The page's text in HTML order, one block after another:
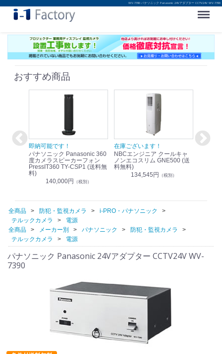
WV-7390 パナソニック Panasonic 24Vアダプター CCTV24V WV-7390
Menu
おすすめ商品
即納可能です！
パナソニック Panasonic 360
度カメラスピーカーフォン
PressIT360 TY-CSP1 (送料無
料)
140,000円 （税別）
在庫ございます！
NBCエンジニア クールキャ
ノンエコスリム GNE500 (送
料無料)
134,545円 （税別）
即納可
全商品 防犯・監視カメラ
i-PRO・パナソニック
テルックカメラ
電源
全商品
メーカー別 パナソニック
防犯・監視カメラ
テルックカメラ
電源
パナソニック Panasonic 24Vアダプター CCTV24V WV-
7390